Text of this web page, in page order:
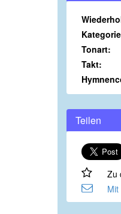
Tonart:
Takt:
Teilen
Zu